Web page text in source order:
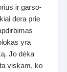
ir garso-
dera prie
yra
Jo dėka
viskam, ko